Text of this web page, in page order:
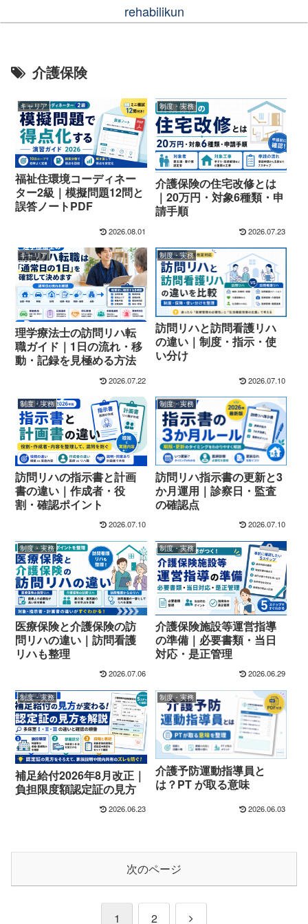
rehabilikun
介護保険
キャリア
福祉住環境コーディネー
ター2級｜模擬問題12問と
誤答ノートPDF
2026.08.01
制度・実務
介護保険の住宅改修とは
｜20万円・対象6種類・申
請手順
2026.07.23
キャリア
理学療法士の訪問リハ転
職ガイド｜1日の流れ・移
動・記録を見極める方法
2026.07.22
制度・実務
訪問リハと訪問看護リハ
の違い｜制度・指示・使
い分け
2026.07.10
制度・実務
訪問リハの指示書と計画
書の違い｜作成者・役
割・確認ポイント
2026.07.10
制度・実務
訪問リハ指示書の更新と3
か月運用｜診察日・監査
の確認点
2026.07.10
制度・実務
医療保険と介護保険の訪
問リハの違い｜訪問看護
リハも整理
2026.07.06
制度・実務
介護保険施設等運営指導
の準備｜必要書類・当日
対応・是正管理
2026.06.29
制度・実務
補足給付2026年8月改正｜
負担限度額認定証の見方
2026.06.23
制度・実務
介護予防運動指導員と
は？PT が取る意味
2026.06.03
次のページ
1 2 次